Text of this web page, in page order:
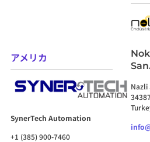
アメリカ
SynerTech Automation
+1 (385) 900-7460
Nazli